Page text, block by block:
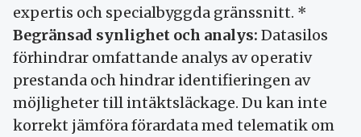
expertis och specialbyggda gränssnitt. *
Begränsad synlighet och analys: Datasilos
förhindrar omfattande analys av operativ
prestanda och hindrar identifieringen av
möjligheter till intäktsläckage. Du kan inte
korrekt jämföra förardata med telematik om